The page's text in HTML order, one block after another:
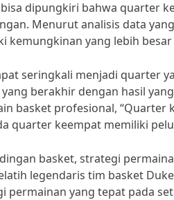
dipungkiri bahwa quarter
Menurut analisis data
kemungkinan yang lebih
seringkali menjadi quarter
berakhir dengan hasil
basket profesional, “Quarter
quarter keempat memiliki
basket, strategi
legendaris tim basket
permainan yang tepat pada